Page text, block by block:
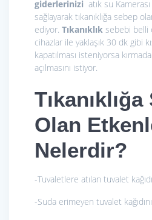
giderlerinizi atık su
sağlayarak tıkanıklığa sebep
ediyor. Tıkanıklık sebebi belli
cihazlar ile yaklaşık 30 dk gibi
kapatılması isteniyorsa
açılmasını istiyor.
Olan
Nelerdir?
-Tuvaletlere atılan tuvalet
-Suda erimeyen tuvalet